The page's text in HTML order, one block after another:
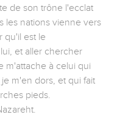
de son trône l'ecclat
les nations vienne vers
qu'il est le
et aller chercher
m'attache à celui qui
m'en dors, et qui fait
pieds.